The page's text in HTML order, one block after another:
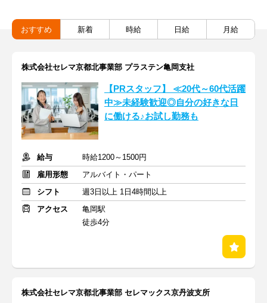
おすすめ 新着 時給 日給 月給
株式会社セレマ京都北事業部 プラステン亀岡支社
【PRスタッフ】 ≪20代～60代活躍
中≫未経験歓迎◎自分の好きな日
に働ける♪お試し勤務も
給与
時給1200～1500円
雇用形態
アルバイト・パート
シフト
週3日以上 1日4時間以上
アクセス
亀岡駅
徒歩4分
株式会社セレマ京都北事業部 セレマックス京丹波支所